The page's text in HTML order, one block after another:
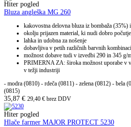
Hiter pogled
Bluza angleška MG 260
kakovostna delovna bluza iz bombaža (35%)
okolju prijazen material, ki nudi dobro počutje
lahka in udobna za nošenje
dobavljiva v petih različnih barvnih
možnost dobave tudi v izvedbi 290 in 345 g/
PRIMERNA ZA: široka možnost uporabe v
v težji industriji
- modra (0810) - rdeča (0811) - zelena (0812) - bela
(0815)
35,87 € 29,40 € brez DDV
Hiter pogled
Hlače farmer MAJOR PROTECT 5230